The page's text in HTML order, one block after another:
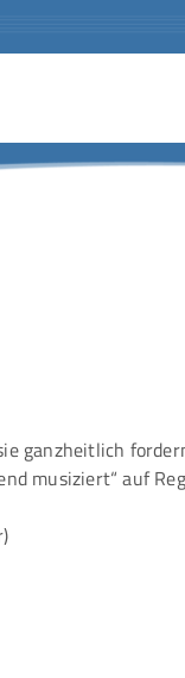
ganzheitlich
musiziert“ auf